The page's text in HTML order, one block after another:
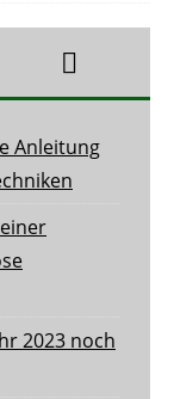
Anleitung
2023 noch